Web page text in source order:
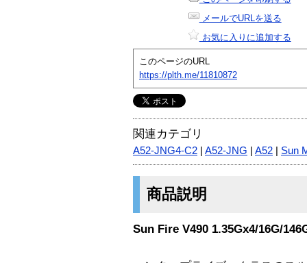
メールでURLを送る
お気に入りに追加する
このページのURL
https://plth.me/11810872
関連カテゴリ
A52-JNG4-C2 A52-JNG A52 Sun
商品説明
Sun Fire V490 1.35Gx4/16G/